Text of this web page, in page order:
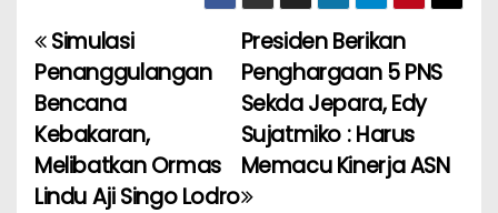
P
o
s
t
Presiden Berikan
Penghargaan 5 PNS
Sekda Jepara, Edy
Sujatmiko : Harus
Memacu Kinerja ASN
Simulasi
Penanggulangan
Bencana
Kebakaran,
Melibatkan Ormas
Lindu Aji Singo Lodro